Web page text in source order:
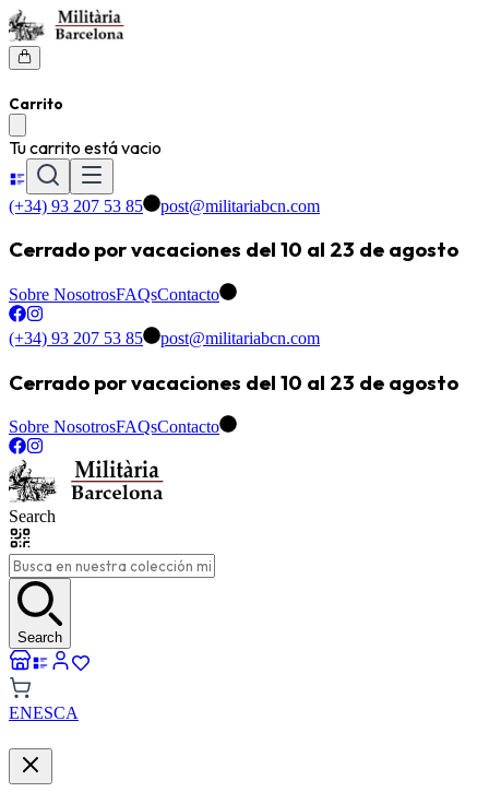
Carrito
Tu carrito está vacio
(+34) 93 207 53 85 post@militariabcn.com
Cerrado por vacaciones del 10 al 23 de agosto
Sobre NosotrosFAQsContacto
(+34) 93 207 53 85 post@militariabcn.com
Cerrado por vacaciones del 10 al 23 de agosto
Sobre NosotrosFAQsContacto
Search
Search
ENESCA